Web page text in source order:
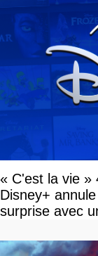
« C'est la vie »
Disney+
surprise avec